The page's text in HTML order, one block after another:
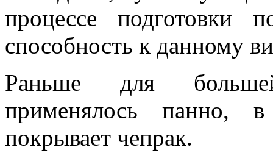
процессе подготовки
способность к данному
Раньше для
применялось
покрывает чепрак.